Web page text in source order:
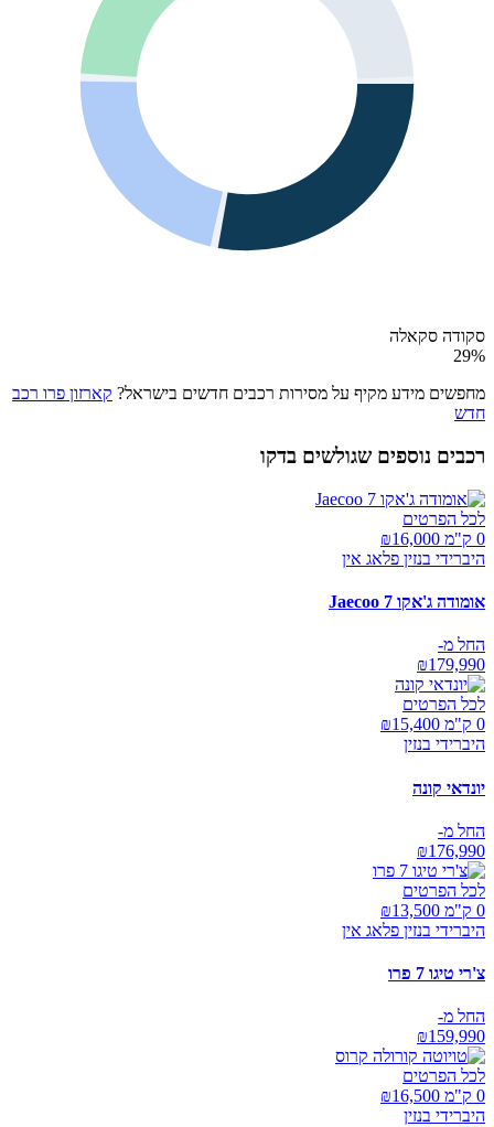
סקודה סקאלה
29%
מחפשים מידע מקיף על מסירות רכבים חדשים בישראל? קארזון פרו רכב
חדש
רכבים נוספים שגולשים בדקו
לכל הפרטים
0 ק"מ ₪
16,000
היברידי בנזין פלאג אין
אומודה ג'אקו Jaecoo 7
החל מ-
₪179,990
לכל הפרטים
0 ק"מ ₪
15,400
היברידי בנזין
יונדאי קונה
החל מ-
₪176,990
לכל הפרטים
0 ק"מ ₪
13,500
היברידי בנזין פלאג אין
צ'רי טיגו 7 פרו
החל מ-
₪159,990
לכל הפרטים
0 ק"מ ₪
16,500
היברידי בנזין